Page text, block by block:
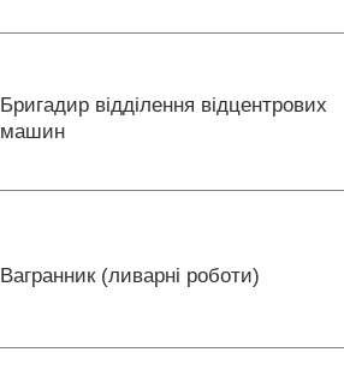
Бригадир відділення відцентрових
машин
Вагранник (ливарні роботи)